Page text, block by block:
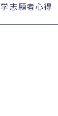
学志願者心得